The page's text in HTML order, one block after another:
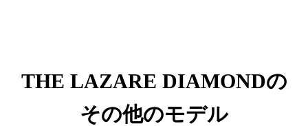
THE LAZARE DIAMONDの
その他のモデル